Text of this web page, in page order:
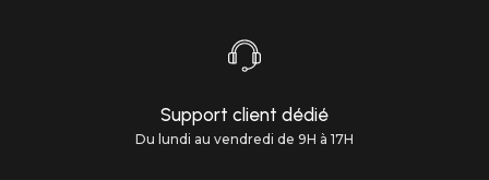
Support client dédié
Du lundi au vendredi de 9H à 17H